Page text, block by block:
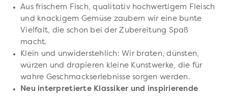
Aus frischem Fisch, qualitativ hochwertigem Fleisch
und knackigem Gemüse zaubern wir eine bunte
Vielfalt, die schon bei der Zubereitung Spaß
macht.
Klein und unwiderstehlich: Wir braten, dünsten,
würzen und drapieren kleine Kunstwerke, die für
wahre Geschmackserlebnisse sorgen werden.
Neu interpretierte Klassiker und inspirierende